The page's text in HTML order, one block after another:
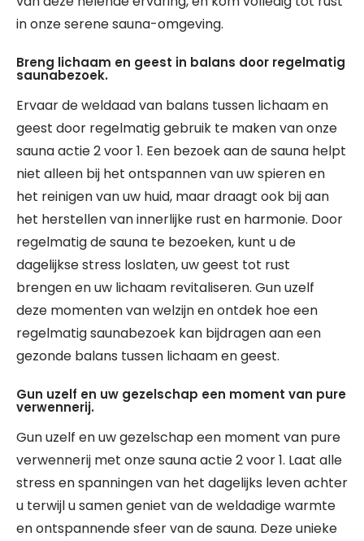
in onze serene sauna-omgeving.
Breng lichaam en geest in balans door regelmatig
saunabezoek.
Ervaar de weldaad van balans tussen lichaam en
geest door regelmatig gebruik te maken van onze
sauna actie 2 voor 1. Een bezoek aan de sauna helpt
niet alleen bij het ontspannen van uw spieren en
het reinigen van uw huid, maar draagt ook bij aan
het herstellen van innerlijke rust en harmonie. Door
regelmatig de sauna te bezoeken, kunt u de
dagelijkse stress loslaten, uw geest tot rust
brengen en uw lichaam revitaliseren. Gun uzelf
deze momenten van welzijn en ontdek hoe een
regelmatig saunabezoek kan bijdragen aan een
gezonde balans tussen lichaam en geest.
Gun uzelf en uw gezelschap een moment van pure
verwennerij.
Gun uzelf en uw gezelschap een moment van pure
verwennerij met onze sauna actie 2 voor 1. Laat alle
stress en spanningen van het dagelijks leven achter
u terwijl u samen geniet van de weldadige warmte
en ontspannende sfeer van de sauna. Deze unieke